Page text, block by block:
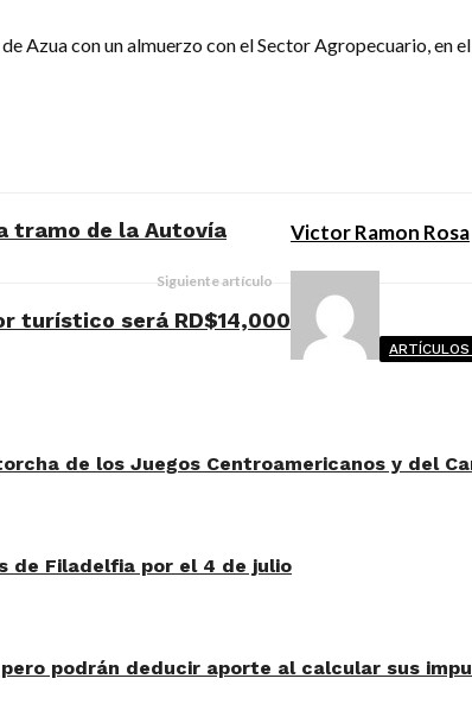
Azua con un almuerzo con el Sector Agropecuario, en
tramo de la Autovía
Siguiente artículo
turístico será RD$14,000
Victor Ramon Rosa
ARTÍCULOS
de los Juegos Centroamericanos y del
de Filadelfia por el 4 de julio
podrán deducir aporte al calcular sus